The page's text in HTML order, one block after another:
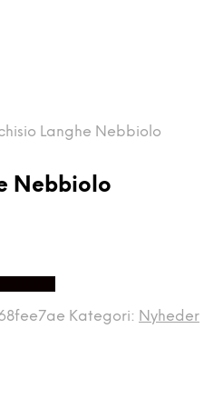
Langhe Nebbiolo
Nebbiolo
Kategori: Nyheder